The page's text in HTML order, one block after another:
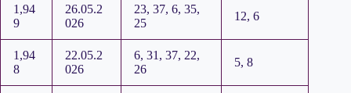
1,94
9
26.05.2
026
23, 37, 6, 35,
25
12, 6
1,94
8
22.05.2
026
6, 31, 37, 22,
26
5, 8